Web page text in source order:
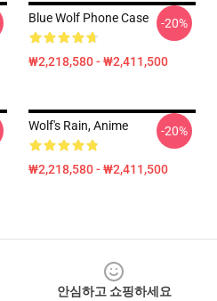
Blue Wolf Phone Case
₩2,218,580 - ₩2,411,500
-20%
Wolf's Rain, Anime
₩2,218,580 - ₩2,411,500
-20%
안심하고 쇼핑하세요